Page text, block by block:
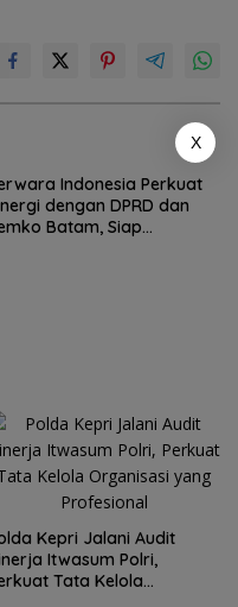
Indonesia Perkuat
dengan DPRD dan
Batam, Siap
Kepri Jalani Audit
Itwasum Polri,
Tata Kelola
X